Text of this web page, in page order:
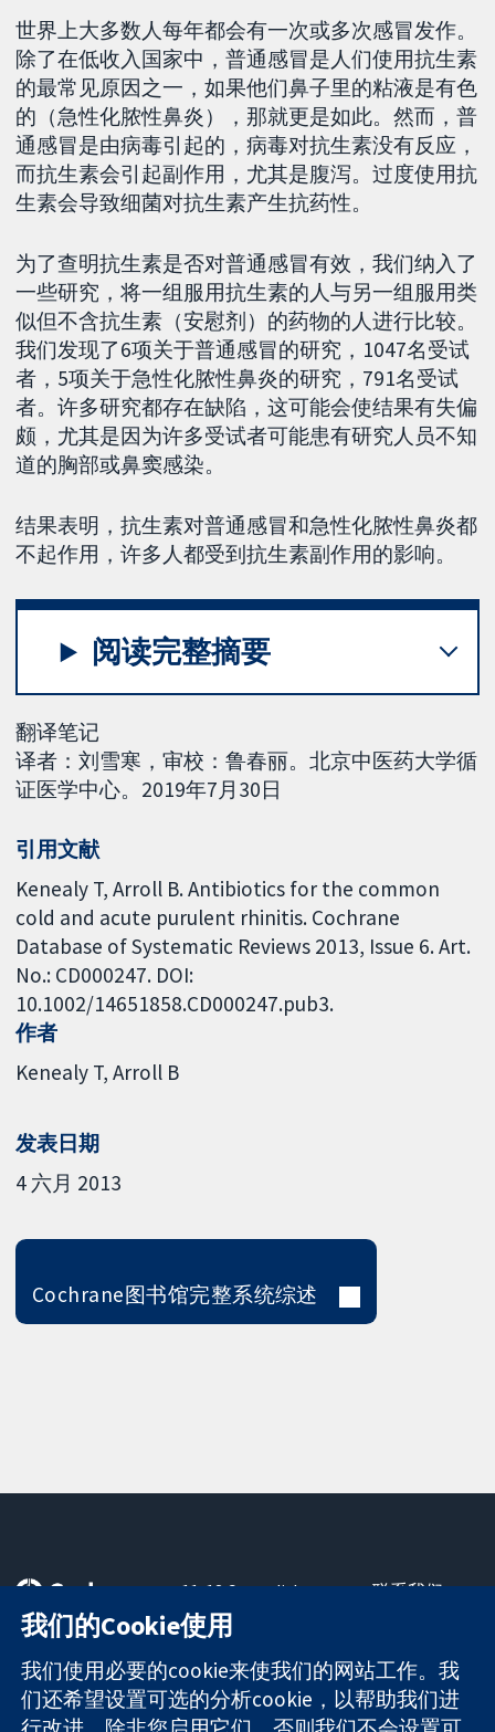
世界上大多数人每年都会有一次或多次感冒发作。
除了在低收入国家中，普通感冒是人们使用抗生素
的最常见原因之一，如果他们鼻子里的粘液是有色
的（急性化脓性鼻炎），那就更是如此。然而，普
通感冒是由病毒引起的，病毒对抗生素没有反应，
而抗生素会引起副作用，尤其是腹泻。过度使用抗
生素会导致细菌对抗生素产生抗药性。
为了查明抗生素是否对普通感冒有效，我们纳入了
一些研究，将一组服用抗生素的人与另一组服用类
似但不含抗生素（安慰剂）的药物的人进行比较。
我们发现了6项关于普通感冒的研究，1047名受试
者，5项关于急性化脓性鼻炎的研究，791名受试
者。许多研究都存在缺陷，这可能会使结果有失偏
颇，尤其是因为许多受试者可能患有研究人员不知
道的胸部或鼻窦感染。
结果表明，抗生素对普通感冒和急性化脓性鼻炎都
不起作用，许多人都受到抗生素副作用的影响。
阅读完整摘要
翻译笔记
译者：刘雪寒，审校：鲁春丽。北京中医药大学循
证医学中心。2019年7月30日
引用文献
Kenealy T, Arroll B. Antibiotics for the common
cold and acute purulent rhinitis. Cochrane
Database of Systematic Reviews 2013, Issue 6. Art.
No.: CD000247. DOI:
10.1002/14651858.CD000247.pub3.
作者
Kenealy T Arroll B
发表日期
4 六月 2013
Cochrane图书馆完整系统综述
可信任的证据
知情决定
更完善的医疗健
康
11-13 Cavendish
Square
London
W1G 0AN
United Kingdom
联系我们
关于我们
工作机会
Cochrane
我们的Cookie使用
我们使用必要的cookie来使我们的网站工作。我
们还希望设置可选的分析cookie，以帮助我们进